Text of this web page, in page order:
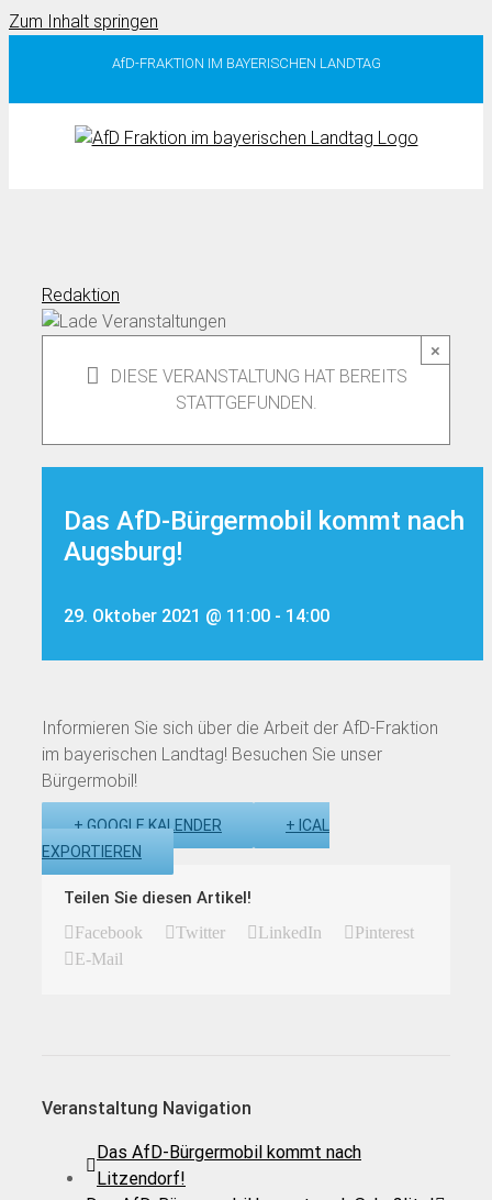
Zum Inhalt springen
AfD-FRAKTION IM BAYERISCHEN LANDTAG
Redaktion
×
DIESE VERANSTALTUNG HAT BEREITS
STATTGEFUNDEN.
Das AfD-Bürgermobil kommt nach
Augsburg!
29. Oktober 2021 @ 11:00 - 14:00
Informieren Sie sich über die Arbeit der AfD-Fraktion
im bayerischen Landtag! Besuchen Sie unser
Bürgermobil!
+ GOOGLE KALENDER
+ ICAL
EXPORTIEREN
Teilen Sie diesen Artikel!
Facebook Twitter LinkedIn
Pinterest
E-Mail
Veranstaltung Navigation
Das AfD-Bürgermobil kommt nach
Litzendorf!